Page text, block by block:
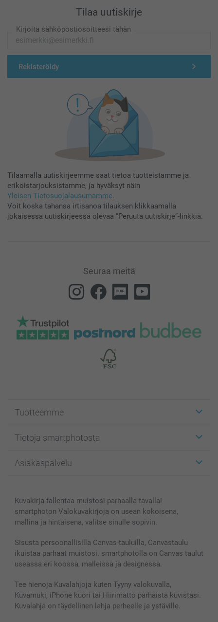
Tilaa uutiskirje
Kirjoita sähköpostiosoitteesi tähän
Rekisteröidy
Tilaamalla uutiskirjeemme saat tietoa tuotteistamme ja
erikoistarjouksistamme, ja hyväksyt näin
Yleisen Tietosuojalausumamme.
Voit koska tahansa irtisanoa tilauksen klikkaamalla
jokaisessa uutiskirjeessä olevaa “Peruuta uutiskirje”-linkkiä.
Seuraa meitä
Tuotteemme
Kuvakortit
Kuvakirjat
Kännykkä & Tabletti
MyNameBook
Valokuvakehykset & Lisätarvikkeet
Lahjakortti
Kaikki kuvatuotteet
Tietoja smartphotosta
Affiliate ohjelma
Sivukartta
Ehdot/takuut
Asiakaspalvelu
smartbonus
Hinnat & maksutavat
Kuvakirja tallentaa muistosi parhaalla tavalla!
smartphoton Valokuvakirjoja on usean kokoisena,
mallina ja hintaisena, valitse sinulle sopivin.
Sisusta persoonallisilla Canvas-tauluilla, Canvastaulu
ikuistaa parhaat muistosi. smartphotolla on Canvas taulut
useassa eri koossa, malleissa ja designessa.
Tee hienoja Kuvalahjoja kuten Tyyny valokuvalla,
Kuvamuki, iPhone kuori tai Hiirimatto parhaista kuvistasi.
Kuvalahja on täydellinen lahja perheelle ja ystäville.